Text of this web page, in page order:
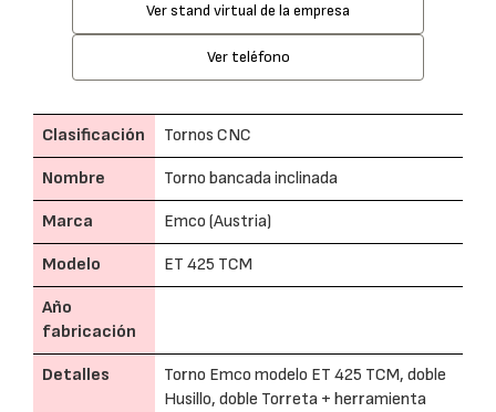
Ver stand virtual de la empresa
Ver teléfono
Clasificación Tornos CNC
Nombre Torno bancada inclinada
Marca Emco (Austria)
Modelo ET 425 TCM
Año
fabricación
Detalles
Torno Emco modelo ET 425 TCM, doble
Husillo, doble Torreta + herramienta